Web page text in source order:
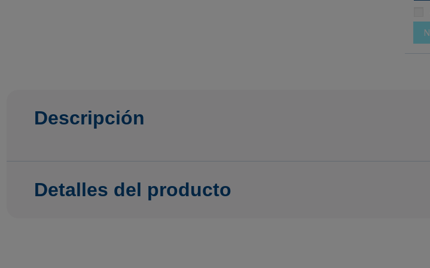
Descripción
Detalles del producto